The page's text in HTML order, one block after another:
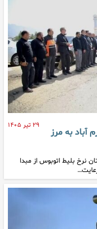
۲۹ تیر ۱۴۰۵
آباد به مرز
نرخ بلیط اتوبوس از مبدا